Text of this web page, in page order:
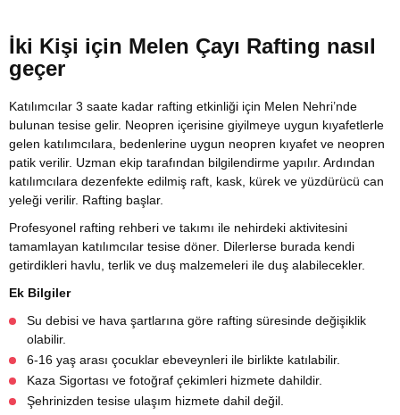
İki Kişi için Melen Çayı Rafting nasıl
geçer
Katılımcılar 3 saate kadar rafting etkinliği için Melen Nehri’nde
bulunan tesise gelir. Neopren içerisine giyilmeye uygun kıyafetlerle
gelen katılımcılara, bedenlerine uygun neopren kıyafet ve neopren
patik verilir. Uzman ekip tarafından bilgilendirme yapılır. Ardından
katılımcılara dezenfekte edilmiş raft, kask, kürek ve yüzdürücü can
yeleği verilir. Rafting başlar.
Profesyonel rafting rehberi ve takımı ile nehirdeki aktivitesini
tamamlayan katılımcılar tesise döner. Dilerlerse burada kendi
getirdikleri havlu, terlik ve duş malzemeleri ile duş alabilecekler.
Ek Bilgiler
Su debisi ve hava şartlarına göre rafting süresinde değişiklik
olabilir.
6-16 yaş arası çocuklar ebeveynleri ile birlikte katılabilir.
Kaza Sigortası ve fotoğraf çekimleri hizmete dahildir.
Şehrinizden tesise ulaşım hizmete dahil değil.